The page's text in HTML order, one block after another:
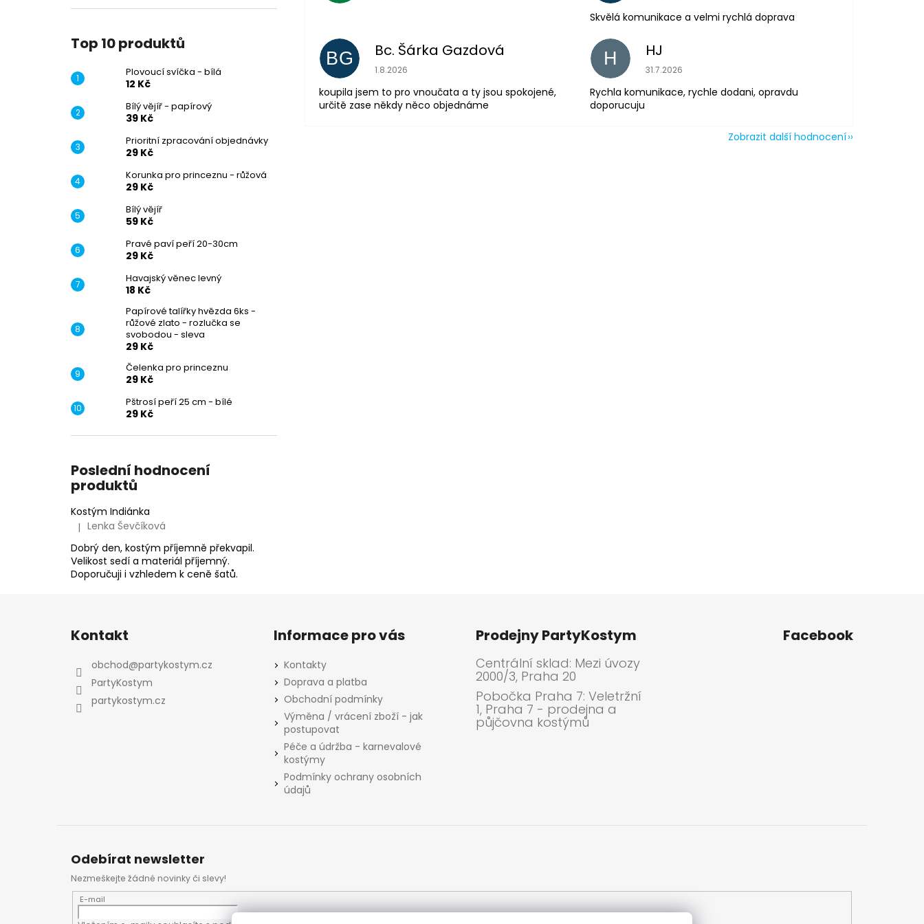
Top 10 produktů
Plovoucí svíčka - bílá
12 Kč
Bílý vějíř - papírový
39 Kč
Prioritní zpracování objednávky
29 Kč
Korunka pro princeznu - růžová
29 Kč
Bílý vějíř
59 Kč
Pravé paví peří 20-30cm
29 Kč
Havajský věnec levný
18 Kč
Papírové talířky hvězda 6ks -
růžové zlato - rozlučka se
svobodou - sleva
29 Kč
Čelenka pro princeznu
29 Kč
Pštrosí peří 25 cm - bílé
29 Kč
Poslední hodnocení
produktů
Kostým Indiánka
Hodnocení produktu je 5 z 5 hvězdiček.
| Lenka Ševčíková
Dobrý den, kostým příjemně překvapil.
Velikost sedí a materiál příjemný.
Doporučuji i vzhledem k ceně šatů.
Skvělá komunikace a velmi rychlá doprava
BG Bc. Šárka Gazdová
Hodnocení obchodu je 5 z 5 hvězdiček.
1.8.2026
koupila jsem to pro vnoučata a ty jsou spokojené,
určitě zase někdy něco objednáme
H HJ
Hodnocení obchodu je 5 z 5 hvězdiček.
31.7.2026
Rychla komunikace, rychle dodani, opravdu
doporucuju
Zobrazit další hodnocení
Odebírat newsletter
Nezmeškejte žádné novinky či slevy!
E-mail
Kontakt
obchod@partykostym.cz
PartyKostym
partykostym.cz
Informace pro vás
Kontakty
Doprava a platba
Obchodní podmínky
Výměna / vrácení zboží - jak
postupovat
Péče a údržba - karnevalové
kostýmy
Podmínky ochrany osobních
údajů
Prodejny PartyKostym
Centrální sklad: Mezi úvozy
2000/3, Praha 20
Pobočka Praha 7: Veletržní
1, Praha 7 - prodejna a
půjčovna kostýmů
Facebook